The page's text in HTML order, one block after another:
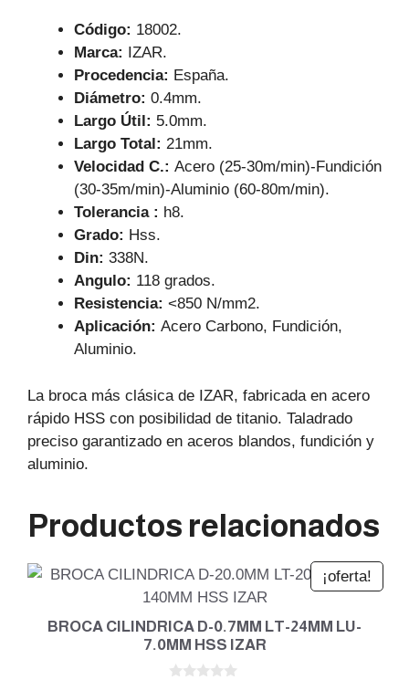
Código: 18002.
Marca: IZAR.
Procedencia: España.
Diámetro: 0.4mm.
Largo Útil: 5.0mm.
Largo Total: 21mm.
Velocidad C.: Acero (25-30m/min)-Fundición
(30-35m/min)-Aluminio (60-80m/min).
Tolerancia : h8.
Grado: Hss.
Din: 338N.
Angulo: 118 grados.
Resistencia: <850 N/mm2.
Aplicación: Acero Carbono, Fundición,
Aluminio.
La broca más clásica de IZAR, fabricada en acero
rápido HSS con posibilidad de titanio. Taladrado
preciso garantizado en aceros blandos, fundición y
aluminio.
Productos relacionados
¡oferta!
BROCA CILINDRICA D-0.7MM LT-24MM LU-
7.0MM HSS IZAR